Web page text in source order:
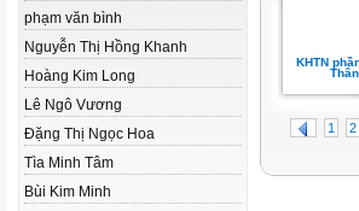
phạm văn bình
Nguyễn Thị Hồng Khanh
Hoàng Kim Long
Lê Ngô Vương
Đặng Thị Ngọc Hoa
Tìa Minh Tâm
Bùi Kim Minh
KHTN
1 2